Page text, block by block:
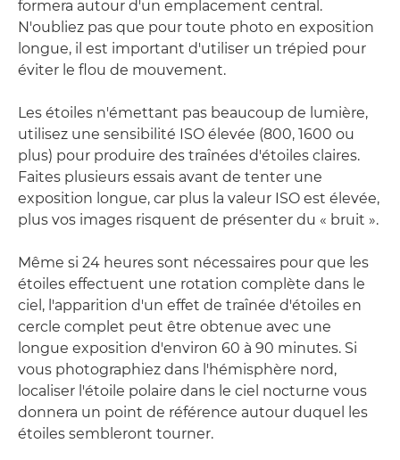
formera autour d'un emplacement central.
N'oubliez pas que pour toute photo en exposition
longue, il est important d'utiliser un trépied pour
éviter le flou de mouvement.
Les étoiles n'émettant pas beaucoup de lumière,
utilisez une sensibilité ISO élevée (800, 1600 ou
plus) pour produire des traînées d'étoiles claires.
Faites plusieurs essais avant de tenter une
exposition longue, car plus la valeur ISO est élevée,
plus vos images risquent de présenter du « bruit ».
Même si 24 heures sont nécessaires pour que les
étoiles effectuent une rotation complète dans le
ciel, l'apparition d'un effet de traînée d'étoiles en
cercle complet peut être obtenue avec une
longue exposition d'environ 60 à 90 minutes. Si
vous photographiez dans l'hémisphère nord,
localiser l'étoile polaire dans le ciel nocturne vous
donnera un point de référence autour duquel les
étoiles sembleront tourner.